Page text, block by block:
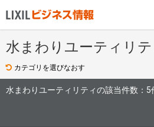
水まわりユーティリテ
カテゴリを選びなおす
水まわりユーティリティの該当件数： 5